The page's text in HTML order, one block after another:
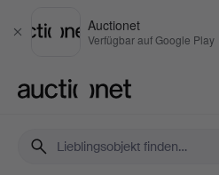
Schließen
Auctionet
Verfügbar auf Google Play